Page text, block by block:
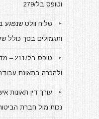
וטופס בל/279
שליח וולט שנפגע
ותגמולים בסך כולל של
טופס
ולהכרה בתאונת
עורך דין תאונות
נכות מול חברת